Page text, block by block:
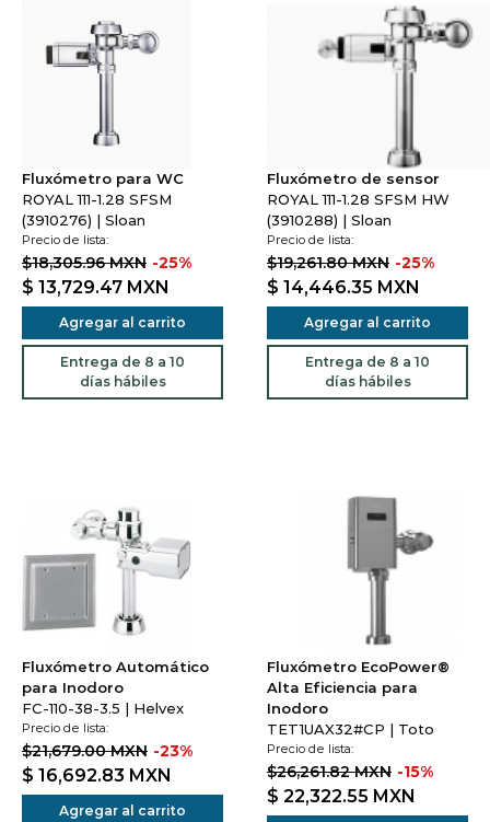
Fluxómetro para WC
ROYAL 111-1.28 SFSM
(3910276) | Sloan
Precio de lista:
$18,305.96 MXN -25%
$ 13,729.47 MXN
Agregar al carrito
Entrega de 8 a 10
días hábiles
Fluxómetro de sensor
ROYAL 111-1.28 SFSM HW
(3910288) | Sloan
Precio de lista:
$19,261.80 MXN -25%
$ 14,446.35 MXN
Agregar al carrito
Entrega de 8 a 10
días hábiles
Fluxómetro Automático
para Inodoro
FC-110-38-3.5 | Helvex
Precio de lista:
$21,679.00 MXN -23%
$ 16,692.83 MXN
Agregar al carrito
Fluxómetro EcoPower®
Alta Eficiencia para
Inodoro
TET1UAX32#CP | Toto
Precio de lista:
$26,261.82 MXN -15%
$ 22,322.55 MXN